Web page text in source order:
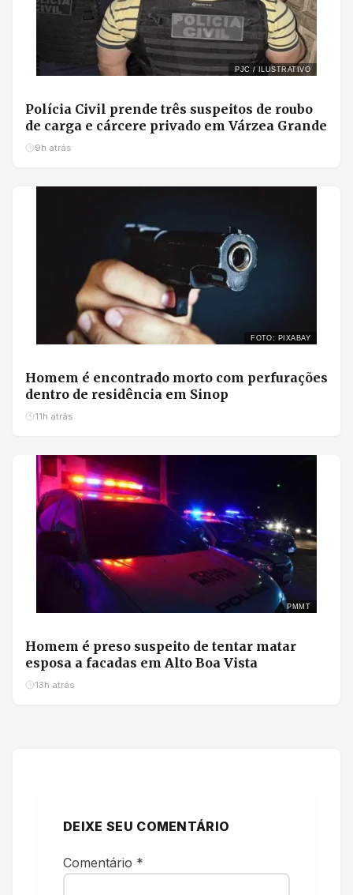
PJC / ILUSTRATIVO
Polícia Civil prende três suspeitos de roubo
de carga e cárcere privado em Várzea Grande
9h atrás
FOTO: PIXABAY
Homem é encontrado morto com perfurações
dentro de residência em Sinop
11h atrás
PMMT
Homem é preso suspeito de tentar matar
esposa a facadas em Alto Boa Vista
13h atrás
DEIXE SEU COMENTÁRIO
Comentário *